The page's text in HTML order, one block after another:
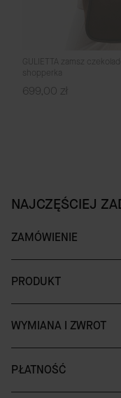
GULIETTA zamsz
shopperka
Cena
699,00 zł
NAJCZĘŚCIEJ
ZAMÓWIENIE
PRODUKT
WYMIANA I ZWROT
PŁATNOŚĆ